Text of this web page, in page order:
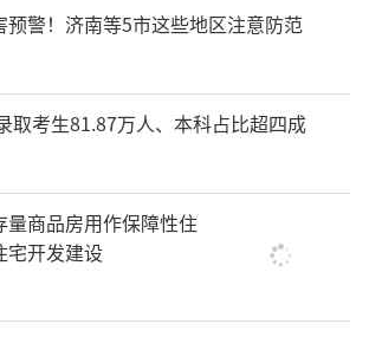
预警！济南等5市这些地区注意防范
取考生81.87万人、本科占比超四成
量商品房用作保障性住
宅开发建设